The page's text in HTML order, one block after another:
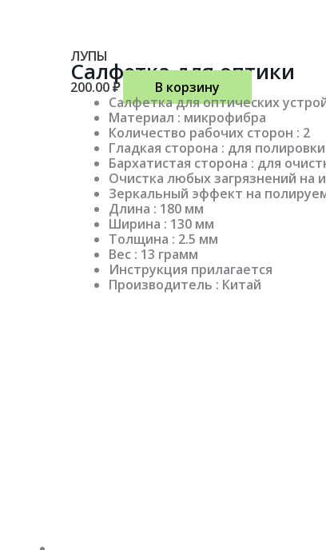
ЛУПЫ
Салфетка для оптики
200.00₽
В корзину
Салфетка для оптических
Материал : микрофибра
Количество рабочих сторон : 2
Гладкая сторона : для
Бархатистая сторона : для
Очистка любых загрязнений на
Зеркальный эффект на
Длина : 180 мм
Ширина : 130 мм
Толщина : 2.5 мм
Вес : 13 грамм
Инструкция прилагается
Производитель : Китай